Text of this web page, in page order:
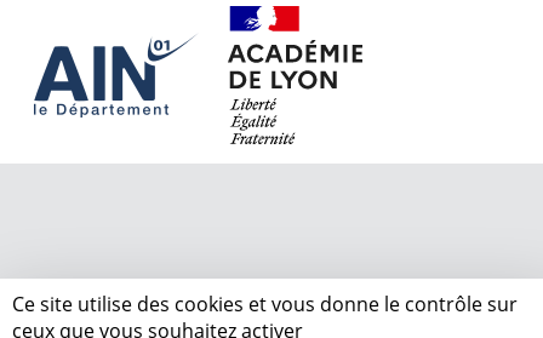
Ce site utilise des cookies et vous donne le contrôle sur
ceux que vous souhaitez activer